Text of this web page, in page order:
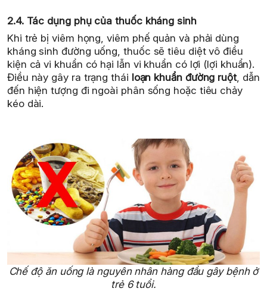
2.4. Tác dụng phụ của thuốc kháng sinh
Khi trẻ bị viêm họng, viêm phế quản và phải dùng
kháng sinh đường uống, thuốc sẽ tiêu diệt vô điều
kiện cả vi khuẩn có hại lẫn vi khuẩn có lợi (lợi khuẩn).
Điều này gây ra trạng thái loạn khuẩn đường ruột, dẫn
đến hiện tượng đi ngoài phân sống hoặc tiêu chảy
kéo dài.
Chế độ ăn uống là nguyên nhân hàng đầu gây bệnh ở
trẻ 6 tuổi.